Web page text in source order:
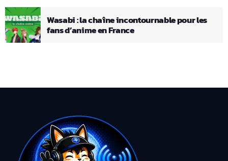
Wasabi : la chaîne incontournable pour les
fans d’anime en France